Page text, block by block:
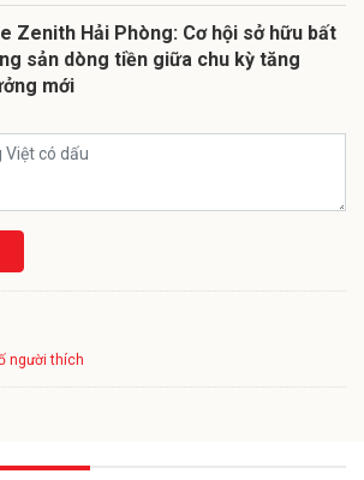
Zenith Hải Phòng: Cơ hội sở hữu bất
sản dòng tiền giữa chu kỳ tăng
mới
người thích